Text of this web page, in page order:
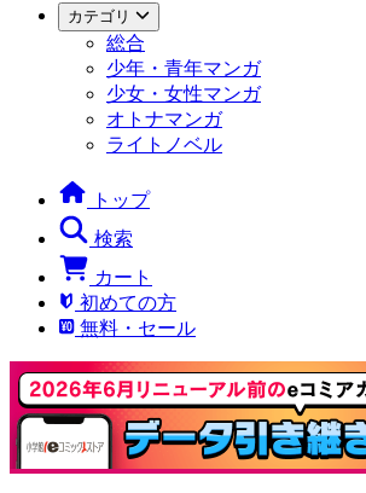
カテゴリ
総合
少年・青年マンガ
少女・女性マンガ
オトナマンガ
ライトノベル
トップ
検索
カート
初めての方
無料・セール